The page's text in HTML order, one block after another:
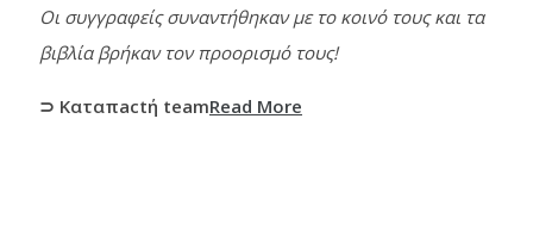
Οι συγγραφείς συναντήθηκαν με το κοινό τους και τα
βιβλία βρήκαν τον προορισμό τους!
⊃ Καταπactή teamRead More